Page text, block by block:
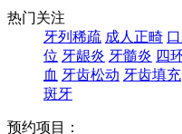
热门关注
牙列稀疏 成人正畸
位 牙龈炎 牙髓炎 四
血 牙齿松动 牙齿填充
斑牙
预约项目：